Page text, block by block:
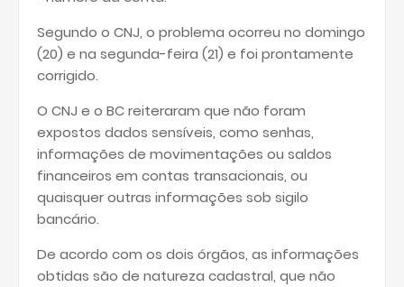
Segundo o CNJ, o problema ocorreu no domingo
(20) e na segunda-feira (21) e foi prontamente
corrigido.
O CNJ e o BC reiteraram que não foram
expostos dados sensíveis, como senhas,
informações de movimentações ou saldos
financeiros em contas transacionais, ou
quaisquer outras informações sob sigilo
bancário.
De acordo com os dois órgãos, as informações
obtidas são de natureza cadastral, que não